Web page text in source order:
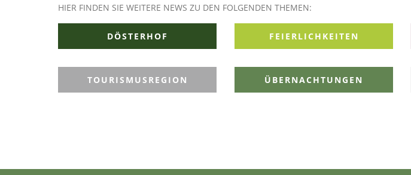
HIER FINDEN SIE WEITERE NEWS ZU DEN FOLGENDEN THEMEN:
DÖSTERHOF FEIERLICHKEITEN
TOURISMUSREGION ÜBERNACHTUNGEN